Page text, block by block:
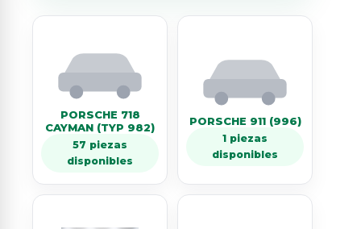
PORSCHE 718
CAYMAN (TYP 982)
57 piezas
disponibles
PORSCHE 911 (996)
1 piezas
disponibles